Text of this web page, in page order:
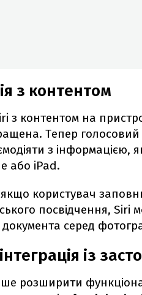
з контентом
з контентом на
Тепер
з інформацією,
або iPad.
користувач
посвідчення, Siri
серед
із
розширити